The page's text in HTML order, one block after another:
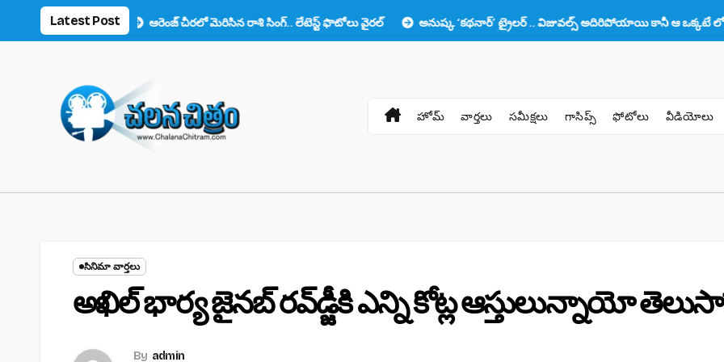
Latest Post
ఫ్యాన్స్ ఫిదా! ఆరెంజ్ చీరలో మెరిసిన రాశి సింగ్.. లేటెస్ట్ ఫొటోలు వైరల్ అనుష్క ‘కథనార్’ ట్రైలర్ .. విజువల్స్ అదిరిపోయాయి కానీ ఆ ఒక్కటే లోటు!!
హోమ్ వార్తలు సమీక్షలు గాసిప్స్ ఫోటోలు వీడియోలు
సినిమా వార్తలు
అఖిల్ భార్య జైనబ్ రవ్‌డ్జీకి ఎన్ని కోట్ల ఆస్తులున్నాయో
By admin